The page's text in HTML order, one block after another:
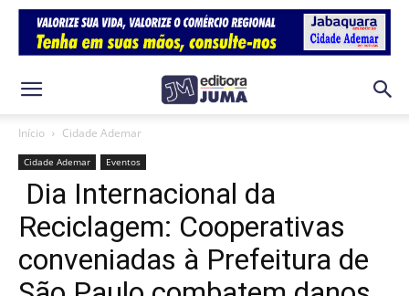
Início Cidade Ademar
Cidade Ademar Eventos
Dia Internacional da
Reciclagem: Cooperativas
conveniadas à Prefeitura de